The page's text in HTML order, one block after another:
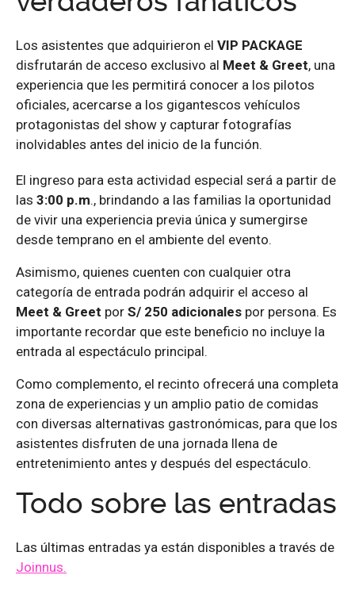
Los asistentes que adquirieron el VIP PACKAGE
disfrutarán de acceso exclusivo al Meet & Greet, una
experiencia que les permitirá conocer a los pilotos
oficiales, acercarse a los gigantescos vehículos
protagonistas del show y capturar fotografías
inolvidables antes del inicio de la función.
El ingreso para esta actividad especial será a partir de
las 3:00 p.m., brindando a las familias la oportunidad
de vivir una experiencia previa única y sumergirse
desde temprano en el ambiente del evento.
Asimismo, quienes cuenten con cualquier otra
categoría de entrada podrán adquirir el acceso al
Meet & Greet por S/ 250 adicionales por persona. Es
importante recordar que este beneficio no incluye la
entrada al espectáculo principal.
Como complemento, el recinto ofrecerá una completa
zona de experiencias y un amplio patio de comidas
con diversas alternativas gastronómicas, para que los
asistentes disfruten de una jornada llena de
entretenimiento antes y después del espectáculo.
Todo sobre las entradas
Las últimas entradas ya están disponibles a través de
Joinnus.